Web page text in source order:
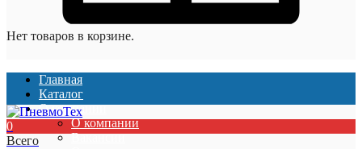
Нет товаров в корзине.
Главная
Каталог
О компании
О компании
Вакансии
0
Всего